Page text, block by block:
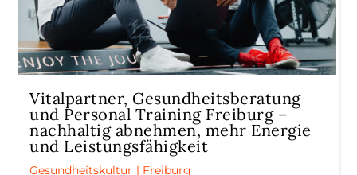
Vitalpartner, Gesundheitsberatung
und Personal Training Freiburg –
nachhaltig abnehmen, mehr Energie
und Leistungsfähigkeit
Gesundheitskultur | Freiburg